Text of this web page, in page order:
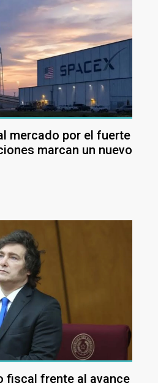
mercado por el fuerte
marcan un nuevo
fiscal frente al avance